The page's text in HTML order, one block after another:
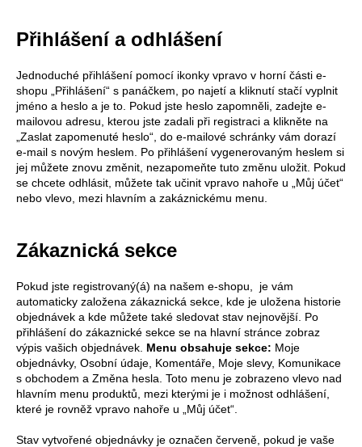
Přihlášení a odhlášení
Jednoduché přihlášení pomocí ikonky vpravo v horní části e-
shopu „Přihlášení“ s panáčkem, po najetí a kliknutí stačí vyplnit
jméno a heslo a je to. Pokud jste heslo zapomněli, zadejte e-
mailovou adresu, kterou jste zadali při registraci a klikněte na
„Zaslat zapomenuté heslo“, do e-mailové schránky vám dorazí
e-mail s novým heslem. Po přihlášení vygenerovaným heslem si
jej můžete znovu změnit, nezapomeňte tuto změnu uložit. Pokud
se chcete odhlásit, můžete tak učinit vpravo nahoře u „Můj účet“
nebo vlevo, mezi hlavním a zakáznickému menu.
Zákaznická sekce
Pokud jste registrovaný(á) na našem e-shopu, je vám
automaticky založena zákaznická sekce, kde je uložena historie
objednávek a kde můžete také sledovat stav nejnovější. Po
přihlášení do zákaznické sekce se na hlavní stránce zobraz
výpis vašich objednávek. Menu obsahuje sekce: Moje
objednávky, Osobní údaje, Komentáře, Moje slevy, Komunikace
s obchodem a Změna hesla. Toto menu je zobrazeno vlevo nad
hlavním menu produktů, mezi kterými je i možnost odhlášení,
které je rovněž vpravo nahoře u „Můj účet“.
Stav vytvořené objednávky je označen červeně, pokud je vaše